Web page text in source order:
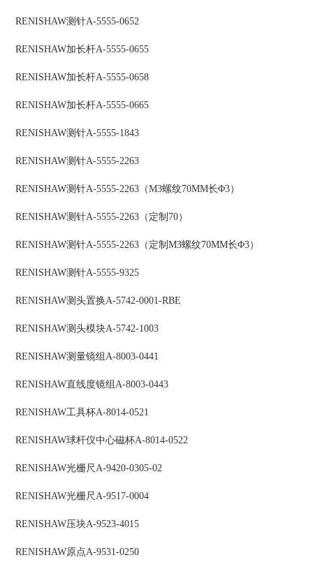
RENISHAW测针A-5555-0652
RENISHAW加长杆A-5555-0655
RENISHAW加长杆A-5555-0658
RENISHAW加长杆A-5555-0665
RENISHAW测针A-5555-1843
RENISHAW测针A-5555-2263
RENISHAW测针A-5555-2263（M3螺纹70MM长Φ3）
RENISHAW测针A-5555-2263（定制70）
RENISHAW测针A-5555-2263（定制M3螺纹70MM长Φ3）
RENISHAW测针A-5555-9325
RENISHAW测头置换A-5742-0001-RBE
RENISHAW测头模块A-5742-1003
RENISHAW测量镜组A-8003-0441
RENISHAW直线度镜组A-8003-0443
RENISHAW工具杯A-8014-0521
RENISHAW球杆仪中心磁杯A-8014-0522
RENISHAW光栅尺A-9420-0305-02
RENISHAW光栅尺A-9517-0004
RENISHAW压块A-9523-4015
RENISHAW原点A-9531-0250